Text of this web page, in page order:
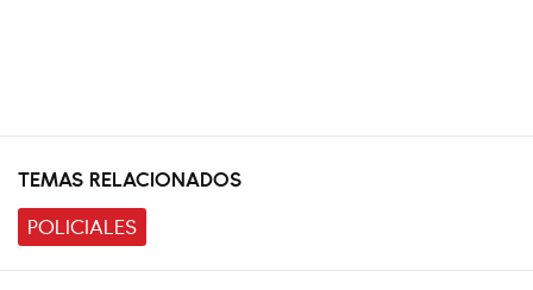
TEMAS RELACIONADOS
POLICIALES